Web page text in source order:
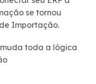
se tornou
Importação.
muda toda a lógica